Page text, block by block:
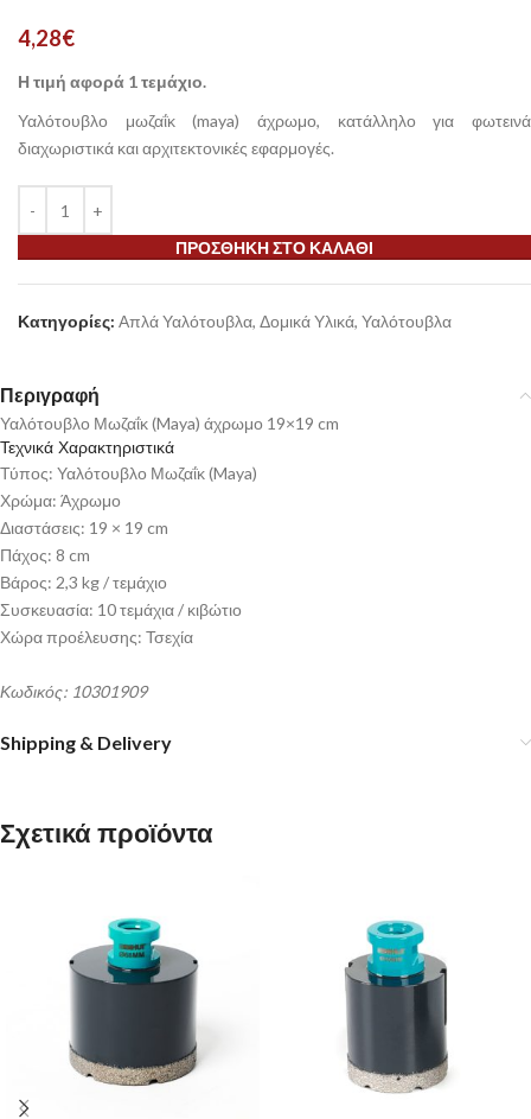
4,28€
Η τιμή αφορά 1 τεμάχιο.
Υαλότουβλο μωζαΐκ (maya) άχρωμο, κατάλληλο για φωτεινά
διαχωριστικά και αρχιτεκτονικές εφαρμογές.
ΠΡΟΣΘΉΚΗ ΣΤΟ ΚΑΛΆΘΙ
Κατηγορίες: Απλά Υαλότουβλα, Δομικά Υλικά, Υαλότουβλα
Περιγραφή
Υαλότουβλο Μωζαΐκ (Maya) άχρωμο 19×19 cm
Τεχνικά Χαρακτηριστικά
Τύπος: Υαλότουβλο Μωζαΐκ (Maya)
Χρώμα: Άχρωμο
Διαστάσεις: 19 × 19 cm
Πάχος: 8 cm
Βάρος: 2,3 kg / τεμάχιο
Συσκευασία: 10 τεμάχια / κιβώτιο
Χώρα προέλευσης: Τσεχία
Κωδικός: 10301909
Shipping & Delivery
Σχετικά προϊόντα